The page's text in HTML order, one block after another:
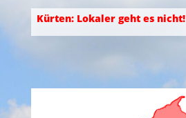
Kürten: Lokaler geht es nicht!